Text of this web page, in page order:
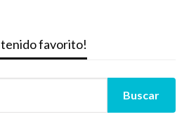
favorito!